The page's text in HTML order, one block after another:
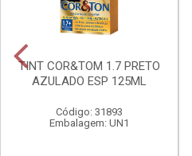
TINT COR&TOM 1.7 PRETO
AZULADO ESP 125ML
Código: 31893
Embalagem: UN1